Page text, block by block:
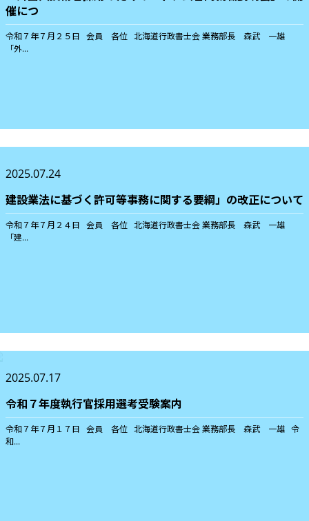
催につ
令和７年７月２５日 会員 各位 北海道行政書士会 業務部長 森武 一雄
「外...
2025.07.24
建設業法に基づく許可等事務に関する要綱」の改正について
令和７年７月２４日 会員 各位 北海道行政書士会 業務部長 森武 一雄
「建...
2025.07.17
令和７年度執行官採用選考受験案内
令和７年７月１７日 会員 各位 北海道行政書士会 業務部長 森武 一雄 令
和...